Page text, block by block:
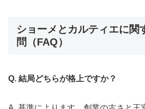
ショーメとカルティエに関
問（FAQ）
Q. 結局どちらが格上ですか？